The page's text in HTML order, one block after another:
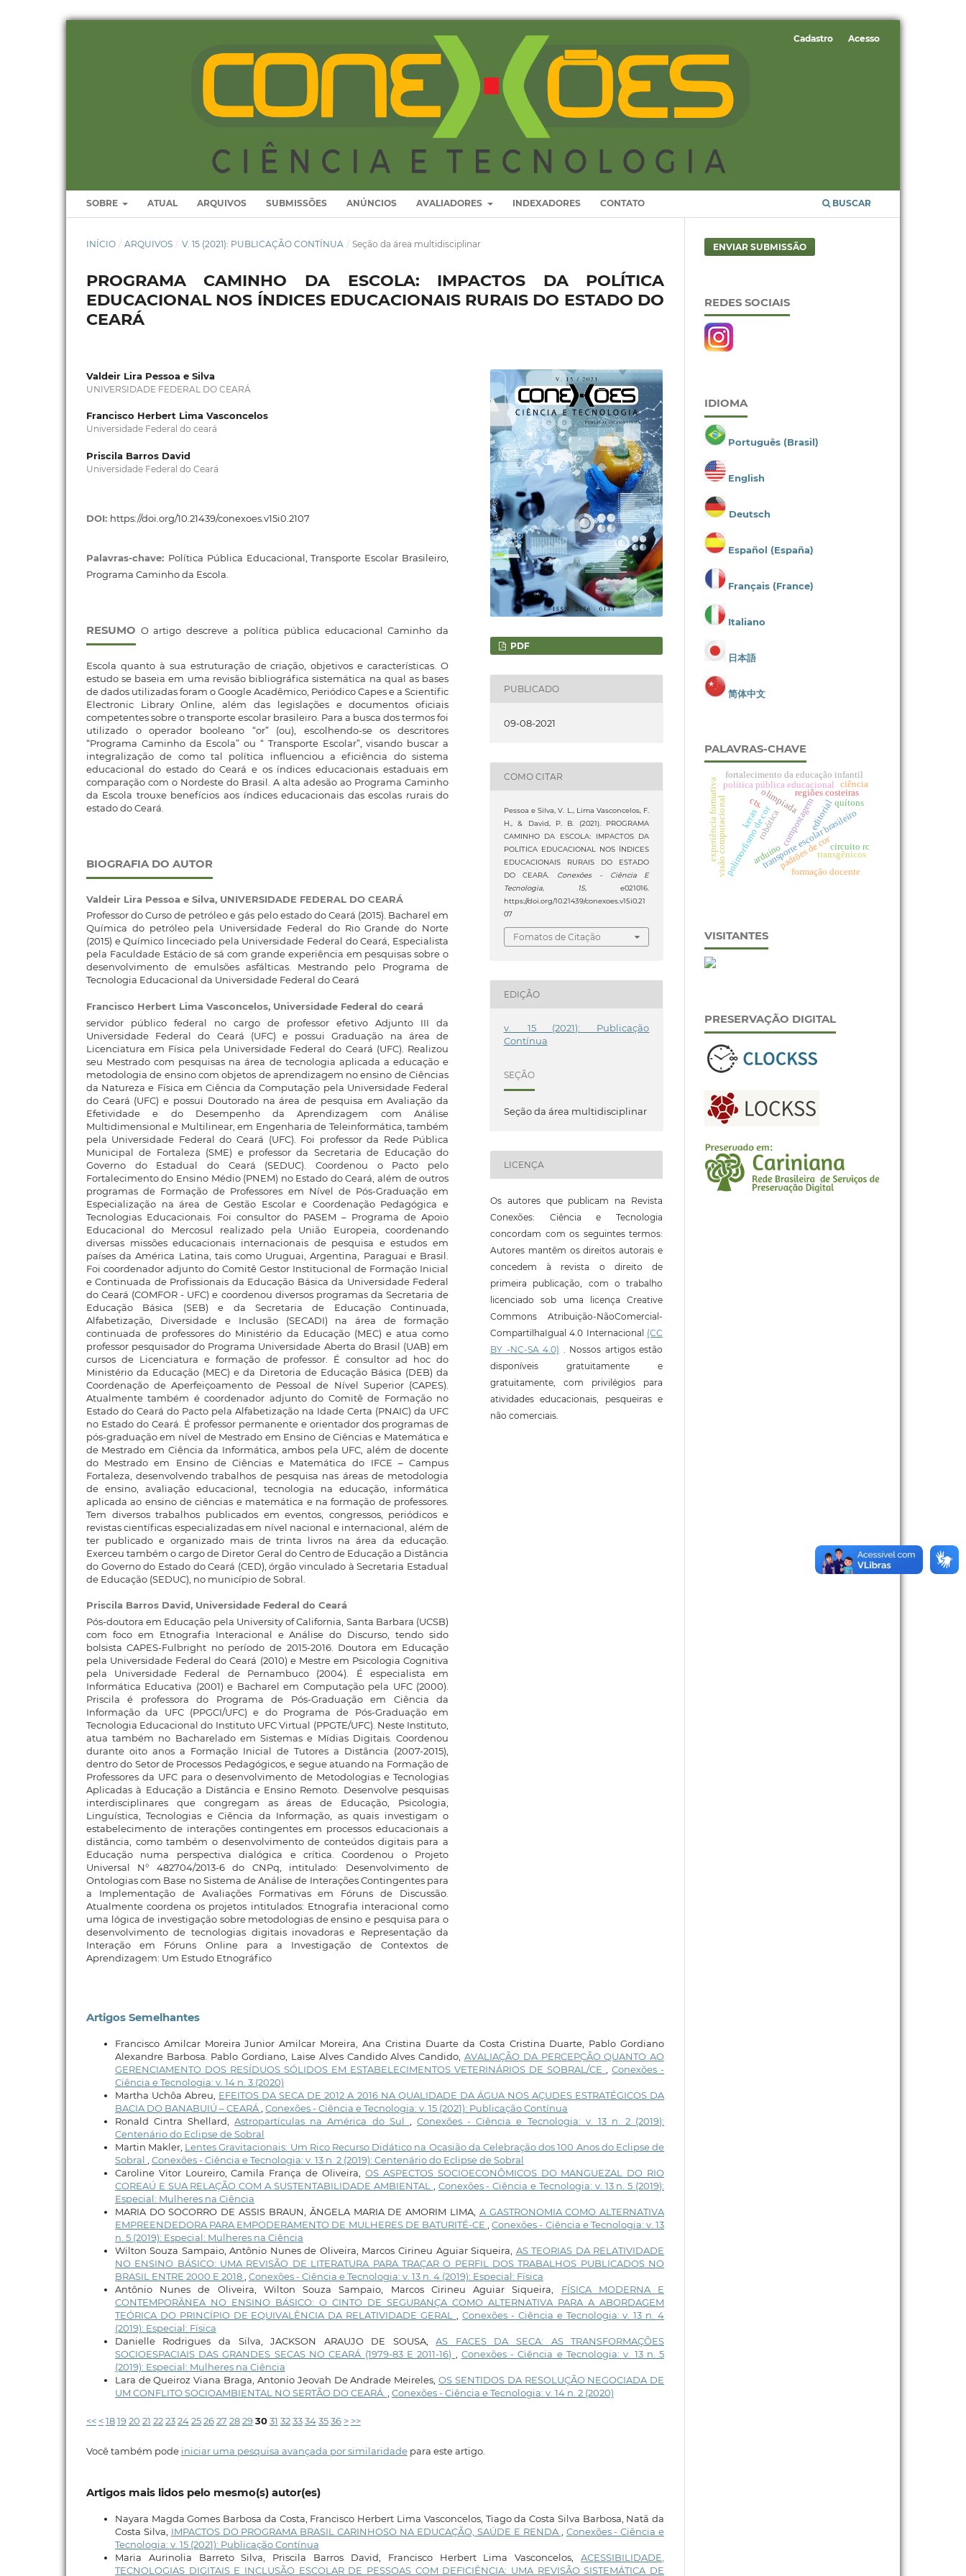
SOBRE ATUAL ARQUIVOS SUBMISSÕES ANÚNCIOS AVALIADORES INDEXADORES CONTATO BUSCAR
Cadastro Acesso
INÍCIO / ARQUIVOS / V. 15 (2021): PUBLICAÇÃO CONTÍNUA / Seção da área multidisciplinar
PROGRAMA CAMINHO DA ESCOLA: IMPACTOS DA POLÍTICA
EDUCACIONAL NOS ÍNDICES EDUCACIONAIS RURAIS DO ESTADO DO
CEARÁ
Valdeir Lira Pessoa e Silva
UNIVERSIDADE FEDERAL DO CEARÁ
Francisco Herbert Lima Vasconcelos
Universidade Federal do ceará
Priscila Barros David
Universidade Federal do Ceará
DOI: https://doi.org/10.21439/conexoes.v15i0.2107
Palavras-chave: Política Pública Educacional, Transporte Escolar Brasileiro,
Programa Caminho da Escola.
RESUMO O artigo descreve a política pública educacional Caminho da
Escola quanto à sua estruturação de criação, objetivos e características. O
estudo se baseia em uma revisão bibliográfica sistemática na qual as bases
de dados utilizadas foram o Google Acadêmico, Periódico Capes e a Scientific
Electronic Library Online, além das legislações e documentos oficiais
competentes sobre o transporte escolar brasileiro. Para a busca dos termos foi
utilizado o operador booleano “or” (ou), escolhendo-se os descritores
“Programa Caminho da Escola” ou “ Transporte Escolar”, visando buscar a
integralização de como tal política influenciou a eficiência do sistema
educacional do estado do Ceará e os índices educacionais estaduais em
comparação com o Nordeste do Brasil. A alta adesão ao Programa Caminho
da Escola trouxe benefícios aos índices educacionais das escolas rurais do
estado do Ceará.
BIOGRAFIA DO AUTOR
Valdeir Lira Pessoa e Silva, UNIVERSIDADE FEDERAL DO CEARÁ
Professor do Curso de petróleo e gás pelo estado do Ceará (2015). Bacharel em
Química do petróleo pela Universidade Federal do Rio Grande do Norte
(2015) e Químico linceciado pela Universidade Federal do Ceará, Especialista
pela Faculdade Estácio de sá com grande experiência em pesquisas sobre o
desenvolvimento de emulsões asfálticas. Mestrando pelo Programa de
Tecnologia Educacional da Universidade Federal do Ceará
Francisco Herbert Lima Vasconcelos, Universidade Federal do ceará
servidor público federal no cargo de professor efetivo Adjunto III da
Universidade Federal do Ceará (UFC) e possui Graduação na área de
Licenciatura em Física pela Universidade Federal do Ceará (UFC). Realizou
seu Mestrado com pesquisas na área de tecnologia aplicada a educação e
metodologia de ensino com objetos de aprendizagem no ensino de Ciências
da Natureza e Física em Ciência da Computação pela Universidade Federal
do Ceará (UFC) e possui Doutorado na área de pesquisa em Avaliação da
Efetividade e do Desempenho da Aprendizagem com Análise
Multidimensional e Multilinear, em Engenharia de Teleinformática, também
pela Universidade Federal do Ceará (UFC). Foi professor da Rede Pública
Municipal de Fortaleza (SME) e professor da Secretaria de Educação do
Governo do Estadual do Ceará (SEDUC). Coordenou o Pacto pelo
Fortalecimento do Ensino Médio (PNEM) no Estado do Ceará, além de outros
programas de Formação de Professores em Nível de Pós-Graduação em
Especialização na área de Gestão Escolar e Coordenação Pedagógica e
Tecnologias Educacionais. Foi consultor do PASEM – Programa de Apoio
Educacional do Mercosul realizado pela União Europeia, coordenando
diversas missões educacionais internacionais de pesquisa e estudos em
países da América Latina, tais como Uruguai, Argentina, Paraguai e Brasil.
Foi coordenador adjunto do Comitê Gestor Institucional de Formação Inicial
e Continuada de Profissionais da Educação Básica da Universidade Federal
do Ceará (COMFOR - UFC) e coordenou diversos programas da Secretaria de
Educação Básica (SEB) e da Secretaria de Educação Continuada,
Alfabetização, Diversidade e Inclusão (SECADI) na área de formação
continuada de professores do Ministério da Educação (MEC) e atua como
professor pesquisador do Programa Universidade Aberta do Brasil (UAB) em
cursos de Licenciatura e formação de professor. É consultor ad hoc do
Ministério da Educação (MEC) e da Diretoria de Educação Básica (DEB) da
Coordenação de Aperfeiçoamento de Pessoal de Nível Superior (CAPES).
Atualmente também é coordenador adjunto do Comitê de Formação no
Estado do Ceará do Pacto pela Alfabetização na Idade Certa (PNAIC) da UFC
no Estado do Ceará. É professor permanente e orientador dos programas de
pós-graduação em nível de Mestrado em Ensino de Ciências e Matemática e
de Mestrado em Ciência da Informática, ambos pela UFC, além de docente
do Mestrado em Ensino de Ciências e Matemática do IFCE – Campus
Fortaleza, desenvolvendo trabalhos de pesquisa nas áreas de metodologia
de ensino, avaliação educacional, tecnologia na educação, informática
aplicada ao ensino de ciências e matemática e na formação de professores.
Tem diversos trabalhos publicados em eventos, congressos, periódicos e
revistas científicas especializadas em nível nacional e internacional, além de
ter publicado e organizado mais de trinta livros na área da educação.
Exerceu também o cargo de Diretor Geral do Centro de Educação a Distância
do Governo do Estado do Ceará (CED), órgão vinculado à Secretaria Estadual
de Educação (SEDUC), no município de Sobral.
Priscila Barros David, Universidade Federal do Ceará
Pós-doutora em Educação pela University of California, Santa Barbara (UCSB)
com foco em Etnografia Interacional e Análise do Discurso, tendo sido
bolsista CAPES-Fulbright no período de 2015-2016. Doutora em Educação
pela Universidade Federal do Ceará (2010) e Mestre em Psicologia Cognitiva
pela Universidade Federal de Pernambuco (2004). É especialista em
Informática Educativa (2001) e Bacharel em Computação pela UFC (2000).
Priscila é professora do Programa de Pós-Graduação em Ciência da
Informação da UFC (PPGCI/UFC) e do Programa de Pós-Graduação em
Tecnologia Educacional do Instituto UFC Virtual (PPGTE/UFC). Neste Instituto,
atua também no Bacharelado em Sistemas e Mídias Digitais. Coordenou
durante oito anos a Formação Inicial de Tutores a Distância (2007-2015),
dentro do Setor de Processos Pedagógicos, e segue atuando na Formação de
Professores da UFC para o desenvolvimento de Metodologias e Tecnologias
Aplicadas à Educação a Distância e Ensino Remoto. Desenvolve pesquisas
interdisciplinares que congregam as áreas de Educação, Psicologia,
Linguística, Tecnologias e Ciência da Informação, as quais investigam o
estabelecimento de interações contingentes em processos educacionais a
distância, como também o desenvolvimento de conteúdos digitais para a
Educação numa perspectiva dialógica e crítica. Coordenou o Projeto
Universal N° 482704/2013-6 do CNPq, intitulado: Desenvolvimento de
Ontologias com Base no Sistema de Análise de Interações Contingentes para
a Implementação de Avaliações Formativas em Fóruns de Discussão.
Atualmente coordena os projetos intitulados: Etnografia interacional como
uma lógica de investigação sobre metodologias de ensino e pesquisa para o
desenvolvimento de tecnologias digitais inovadoras e Representação da
Interação em Fóruns Online para a Investigação de Contextos de
Aprendizagem: Um Estudo Etnográfico
PDF
PUBLICADO
09-08-2021
COMO CITAR
Pessoa e Silva, V. L., Lima Vasconcelos, F.
H., & David, P. B. (2021). PROGRAMA
CAMINHO DA ESCOLA: IMPACTOS DA
POLÍTICA EDUCACIONAL NOS ÍNDICES
EDUCACIONAIS RURAIS DO ESTADO
DO CEARÁ. Conexões - Ciência E
Tecnologia, 15, e021016.
https://doi.org/10.21439/conexoes.v15i0.21
07
Fomatos de Citação
EDIÇÃO
v. 15 (2021): Publicação
Contínua
SEÇÃO
Seção da área multidisciplinar
LICENÇA
Os autores que publicam na Revista
Conexões: Ciência e Tecnologia
concordam com os seguintes termos:
Autores mantêm os direitos autorais e
concedem à revista o direito de
primeira publicação, com o trabalho
licenciado sob uma licença Creative
Commons Atribuição-NãoComercial-
CompartilhaIgual 4.0 Internacional (CC
BY -NC-SA 4.0) . Nossos artigos estão
disponíveis gratuitamente e
gratuitamente, com privilégios para
atividades educacionais, pesqueiras e
não comerciais.
Artigos Semelhantes
Francisco Amilcar Moreira Junior Amilcar Moreira, Ana Cristina Duarte da Costa Cristina Duarte, Pablo Gordiano
Alexandre Barbosa. Pablo Gordiano, Laise Alves Candido Alves Candido, AVALIAÇÃO DA PERCEPÇÃO QUANTO AO
GERENCIAMENTO DOS RESÍDUOS SÓLIDOS EM ESTABELECIMENTOS VETERINÁRIOS DE SOBRAL/CE,Conexões -
Ciência e Tecnologia: v. 14 n. 3 (2020)
Martha Uchôa Abreu, EFEITOS DA SECA DE 2012 A 2016 NA QUALIDADE DA ÁGUA NOS AÇUDES ESTRATÉGICOS DA
BACIA DO BANABUIÚ – CEARÁ, Conexões - Ciência e Tecnologia: v. 15 (2021): Publicação Contínua
Ronald Cintra Shellard,Astropartículas na América do Sul ,Conexões - Ciência e Tecnologia: v. 13 n. 2 (2019):
Centenário do Eclipse de Sobral
Martin Makler, Lentes Gravitacionais: Um Rico Recurso Didático na Ocasião da Celebração dos 100 Anos do Eclipse de
Sobral , Conexões - Ciência e Tecnologia: v. 13 n. 2 (2019): Centenário do Eclipse de Sobral
Caroline Vitor Loureiro, Camila França de Oliveira, OS ASPECTOS SOCIOECONÔMICOS DO MANGUEZAL DO RIO
COREAÚ E SUA RELAÇÃO COM A SUSTENTABILIDADE AMBIENTAL , Conexões - Ciência e Tecnologia: v. 13 n. 5 (2019):
Especial: Mulheres na Ciência
MARIA DO SOCORRO DE ASSIS BRAUN, ÂNGELA MARIA DE AMORIM LIMA, A GASTRONOMIA COMO ALTERNATIVA
EMPREENDEDORA PARA EMPODERAMENTO DE MULHERES DE BATURITÉ-CE ,Conexões - Ciência e Tecnologia: v. 13
n. 5 (2019): Especial: Mulheres na Ciência
Wilton Souza Sampaio, Antônio Nunes de Oliveira, Marcos Cirineu Aguiar Siqueira, AS TEORIAS DA RELATIVIDADE
NO ENSINO BÁSICO: UMA REVISÃO DE LITERATURA PARA TRAÇAR O PERFIL DOS TRABALHOS PUBLICADOS NO
BRASIL ENTRE 2000 E 2018, Conexões - Ciência e Tecnologia: v. 13 n. 4 (2019): Especial: Física
Antônio Nunes de Oliveira, Wilton Souza Sampaio, Marcos Cirineu Aguiar Siqueira, FÍSICA MODERNA E
CONTEMPORÂNEA NO ENSINO BÁSICO: O CINTO DE SEGURANÇA COMO ALTERNATIVA PARA A ABORDAGEM
TEÓRICA DO PRINCÍPIO DE EQUIVALÊNCIA DA RELATIVIDADE GERAL, Conexões - Ciência e Tecnologia: v. 13 n. 4
(2019): Especial: Física
Danielle Rodrigues da Silva, JACKSON ARAUJO DE SOUSA,AS FACES DA SECA: AS TRANSFORMAÇÕES
SOCIOESPACIAIS DAS GRANDES SECAS NO CEARÁ (1979-83 E 2011-16) , Conexões - Ciência e Tecnologia: v. 13 n. 5
(2019): Especial: Mulheres na Ciência
Lara de Queiroz Viana Braga, Antonio Jeovah De Andrade Meireles,OS SENTIDOS DA RESOLUÇÃO NEGOCIADA DE
UM CONFLITO SOCIOAMBIENTAL NO SERTÃO DO CEARÁ. , Conexões - Ciência e Tecnologia: v. 14 n. 2 (2020)
<< <181920 21 222324252627 28293031 3233343536 > >>
Você também pode iniciar uma pesquisa avançada por similaridadepara este artigo.
Artigos mais lidos pelo mesmo(s) autor(es)
Nayara Magda Gomes Barbosa da Costa, Francisco Herbert Lima Vasconcelos, Tiago da Costa Silva Barbosa, Natã da
Costa Silva, IMPACTOS DO PROGRAMA BRASIL CARINHOSO NA EDUCAÇÃO, SAÚDE E RENDA , Conexões - Ciência e
Tecnologia: v. 15 (2021): Publicação Contínua
Maria Aurinolia Barreto Silva, Priscila Barros David, Francisco Herbert Lima Vasconcelos,ACESSIBILIDADE,
TECNOLOGIAS DIGITAIS E INCLUSÃO ESCOLAR DE PESSOAS COM DEFICIÊNCIA: UMA REVISÃO SISTEMÁTICA DE
ENVIAR SUBMISSÃO
REDES SOCIAIS
IDIOMA
Português (Brasil)
English
Deutsch
Español (España)
Français (France)
Italiano
日本語
简体中文
PALAVRAS-CHAVE
editorial
olimpíada
política pública educacional
transporte escolar brasileiro
padrões de cor
polimorfismo de cor
quítons
regiões costeiras
robótica
visão computacional keras
fortalecimento da educação infantil
formação docente
transgênicos
cts. compostagem
experiência formativa ciência
arduino circuito rc
VISITANTES
PRESERVAÇÃO DIGITAL